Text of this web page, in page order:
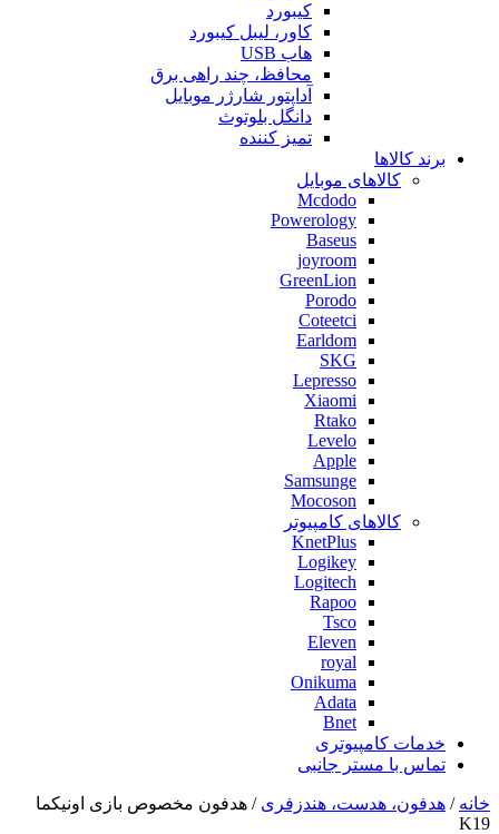
کیبورد
کاور، لیبل کیبورد
هاب USB
محافظ، چند راهی برق
آداپتور شارژر موبایل
دانگل بلوتوث
تمیز کننده
برند کالاها
کالاهای موبایل
Mcdodo
Powerology
Baseus
joyroom
GreenLion
Porodo
Coteetci
Earldom
SKG
Lepresso
Xiaomi
Rtako
Levelo
Apple
Samsunge
Mocoson
کالاهای کامپیوتر
KnetPlus
Logikey
Logitech
Rapoo
Tsco
Eleven
royal
Onikuma
Adata
Bnet
خدمات کامپیوتری
تماس با مستر جانبی
خانه / هدفون، هدست، هندزفری / هدفون مخصوص بازی اونیکما
K19